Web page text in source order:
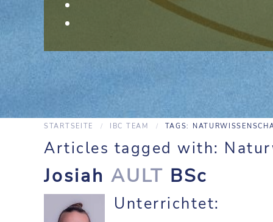
STARTSEITE IBC TEAM TAGS:
Articles tagged with:
Josiah AULT BSc
Unterrichtet: